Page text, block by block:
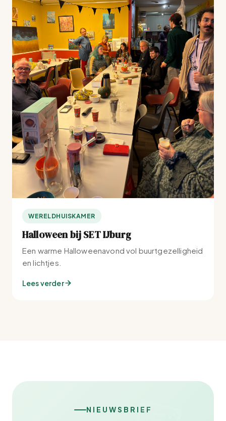
WERELDHUISKAMER
Halloween bij SET IJburg
Een warme Halloweenavond vol buurtgezelligheid
en lichtjes.
Lees verder
NIEUWSBRIEF